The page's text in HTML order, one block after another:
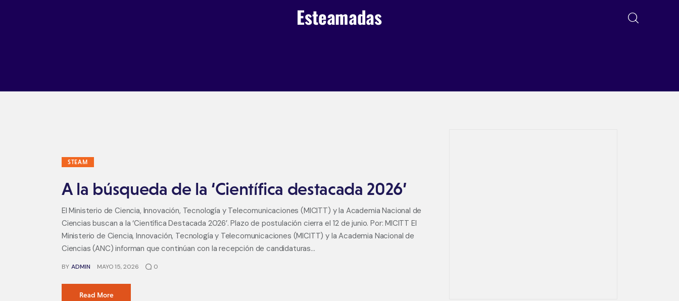
STEAM
A la búsqueda de la ‘Científica destacada 2026’
El Ministerio de Ciencia, Innovación, Tecnología y Telecomunicaciones (MICITT) y la Academia Nacional de
Ciencias buscan a la ‘Científica Destacada 2026’. Plazo de postulación cierra el 12 de junio. Por: MICITT El
Ministerio de Ciencia, Innovación, Tecnología y Telecomunicaciones (MICITT) y la Academia Nacional de
Ciencias (ANC) informan que continúan con la recepción de candidaturas…
BY ADMIN MAYO 15, 2026 0
Read More